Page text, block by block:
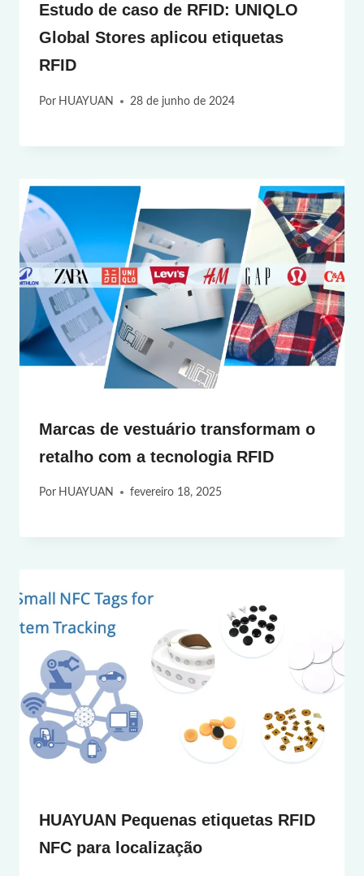
Estudo de caso de RFID: UNIQLO
Global Stores aplicou etiquetas
RFID
Por HUAYUAN 28 de junho de 2024
Marcas de vestuário transformam o
retalho com a tecnologia RFID
Por HUAYUAN fevereiro 18, 2025
HUAYUAN Pequenas etiquetas RFID
NFC para localização